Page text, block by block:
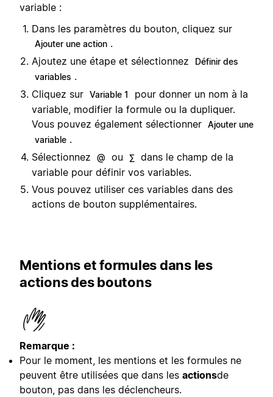
variable :
Dans les paramètres du bouton, cliquez sur
Ajouter une action .
Ajoutez une étape et sélectionnez
Définir des
variables .
Cliquez sur Variable 1
pour donner un nom à la
variable, modifier la formule ou la dupliquer.
Vous pouvez également sélectionner Ajouter une
variable .
Sélectionnez
@ ou ∑ dans le champ de la
variable pour définir vos variables.
Vous pouvez utiliser ces variables dans des
actions de bouton supplémentaires.
Mentions et formules dans les
actions des boutons
Remarque :
Pour le moment, les mentions et les formules ne
peuvent être utilisées que dans les actionsde
bouton, pas dans les déclencheurs.